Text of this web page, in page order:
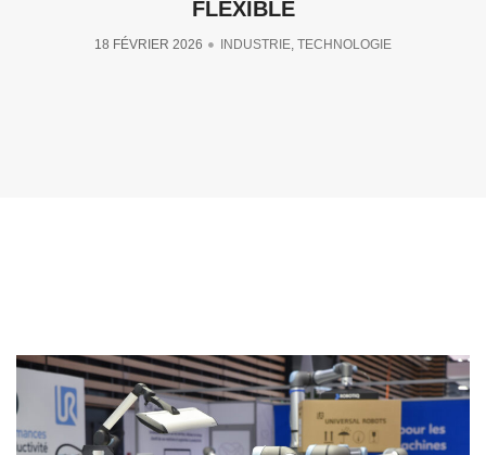
FLEXIBLE
18 FÉVRIER 2026 INDUSTRIE, TECHNOLOGIE